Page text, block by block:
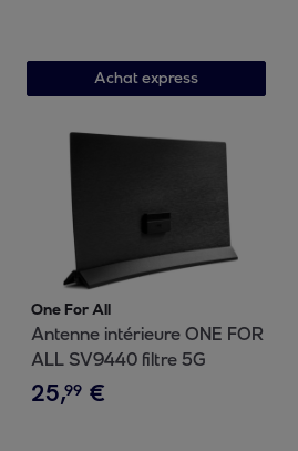
Achat express
One For All
Antenne intérieure ONE FOR
ALL SV9440 filtre 5G
25,99 €